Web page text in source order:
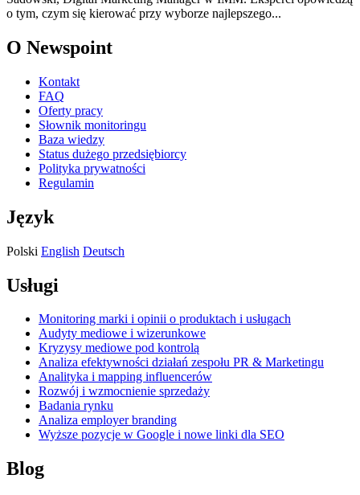
o tym, czym się kierować przy wyborze najlepszego...
O Newspoint
Kontakt
FAQ
Oferty pracy
Słownik monitoringu
Baza wiedzy
Status dużego przedsiębiorcy
Polityka prywatności
Regulamin
Język
Polski English Deutsch
Usługi
Monitoring marki i opinii o produktach i usługach
Audyty mediowe i wizerunkowe
Kryzysy mediowe pod kontrolą
Analiza efektywności działań zespołu PR & Marketingu
Analityka i mapping influencerów
Rozwój i wzmocnienie sprzedaży
Badania rynku
Analiza employer branding
Wyższe pozycje w Google i nowe linki dla SEO
Blog